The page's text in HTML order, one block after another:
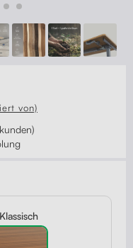
von)
Klassisch